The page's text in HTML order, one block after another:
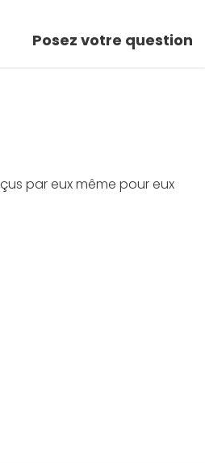
Posez votre question
par eux même pour eux